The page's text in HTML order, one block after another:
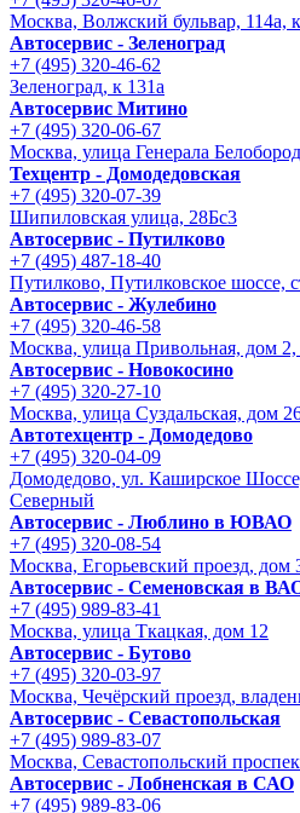
Москва, Волжский бульвар, 114а,
Автосервис - Зеленоград
+7 (495) 320-46-62
Зеленоград, к 131а
Автосервис Митино
+7 (495) 320-06-67
Москва, улица Генерала
Техцентр - Домодедовская
+7 (495) 320-07-39
Шипиловская улица, 28Бс3
Автосервис - Путилково
+7 (495) 487-18-40
Путилково, Путилковское шоссе,
Автосервис - Жулебино
+7 (495) 320-46-58
Москва, улица Привольная, дом 2,
Автосервис - Новокосино
+7 (495) 320-27-10
Москва, улица Суздальская, дом
Автотехцентр - Домодедово
+7 (495) 320-04-09
Домодедово, ул. Каширское
Северный
Автосервис - Люблино в ЮВАО
+7 (495) 320-08-54
Москва, Егорьевский проезд, дом
Автосервис - Семеновская в
+7 (495) 989-83-41
Москва, улица Ткацкая, дом 12
Автосервис - Бутово
+7 (495) 320-03-97
Москва, Чечёрский проезд,
Автосервис - Cевастопольская
+7 (495) 989-83-07
Москва, Севастопольский
Автосервис - Лобненская в САО
+7 (495) 989-83-06